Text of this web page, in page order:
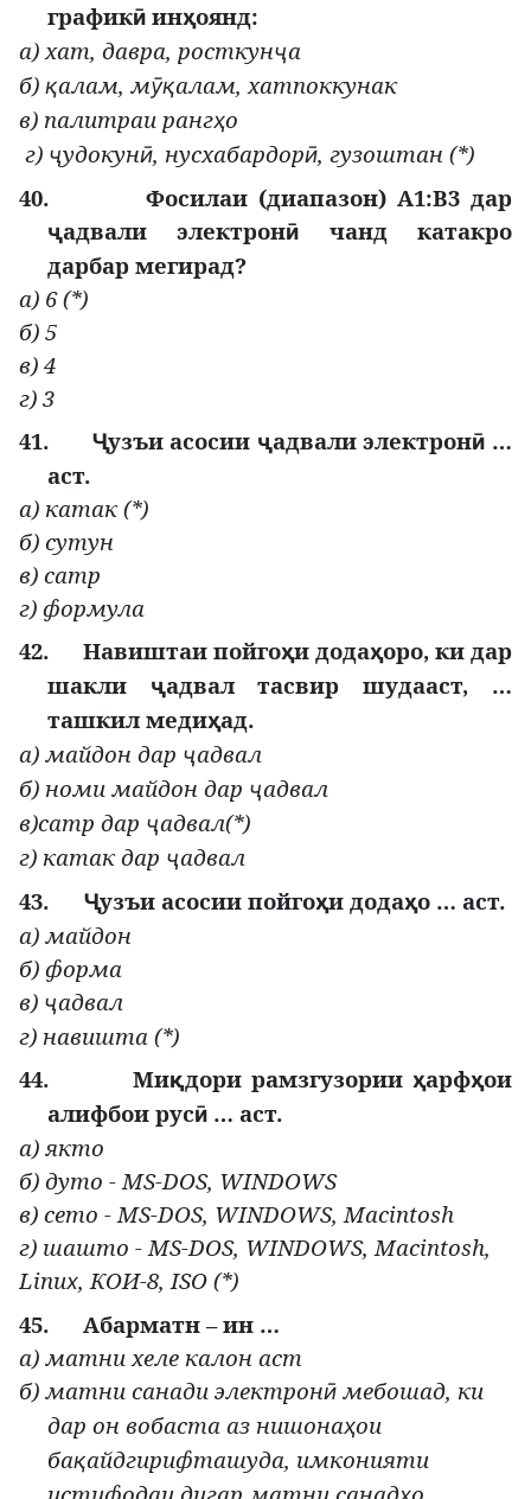
графикӣинҳоянд:
а) хат, давра, росткунҷа
б) қалам, мӯқалам, хатпоккунак
в) палитраи рангҳо
г) ҷудокунӣ, нусхабардорӣ, гузоштан (*)
40.
Фосилаи (диапазон) А1:В3 дар
ҷадвали электронӣ чанд катакро
дарбар мегирад?
а) 6 (*)
б) 5
в) 4
г) 3
41.
Ҷузъи асосии ҷадвали электронӣ …
аст.
а) катак (*)
б) сутун
в) сатр
г) формула
42.
Навиштаи пойгоҳи додаҳоро, ки дар
шакли
ҷадвал тасвир шудааст, …
ташкил медиҳад.
а) майдон дар ҷадвал
б) номи майдон дар ҷадвал
в)сатр дар ҷадвал(*)
г) катак дар ҷадвал
43.
Ҷузъи асосии пойгоҳи додаҳо … аст.
а) майдон
б) форма
в) ҷадвал
г) навишта (*)
44.
Миқдори рамзгузорииҳарфҳои
алифбои русӣ… аст.
а) якто
б) дуто -MS-DOS, WINDOWS
в) сето -MS-DOS, WINDOWS,Macintosh
г) шашто - MS-DOS, WINDOWS, Macintosh,
Linuх,КОИ-8, ISO (*)
45.
Абарматн – ин …
а) матни хеле калон аст
б) матни санади электронӣ мебошад, ки
дар он вобаста аз нишонаҳои
бақайдгирифташуда, имконияти